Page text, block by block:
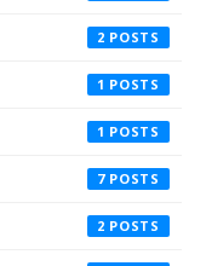
2
1
1
7
2